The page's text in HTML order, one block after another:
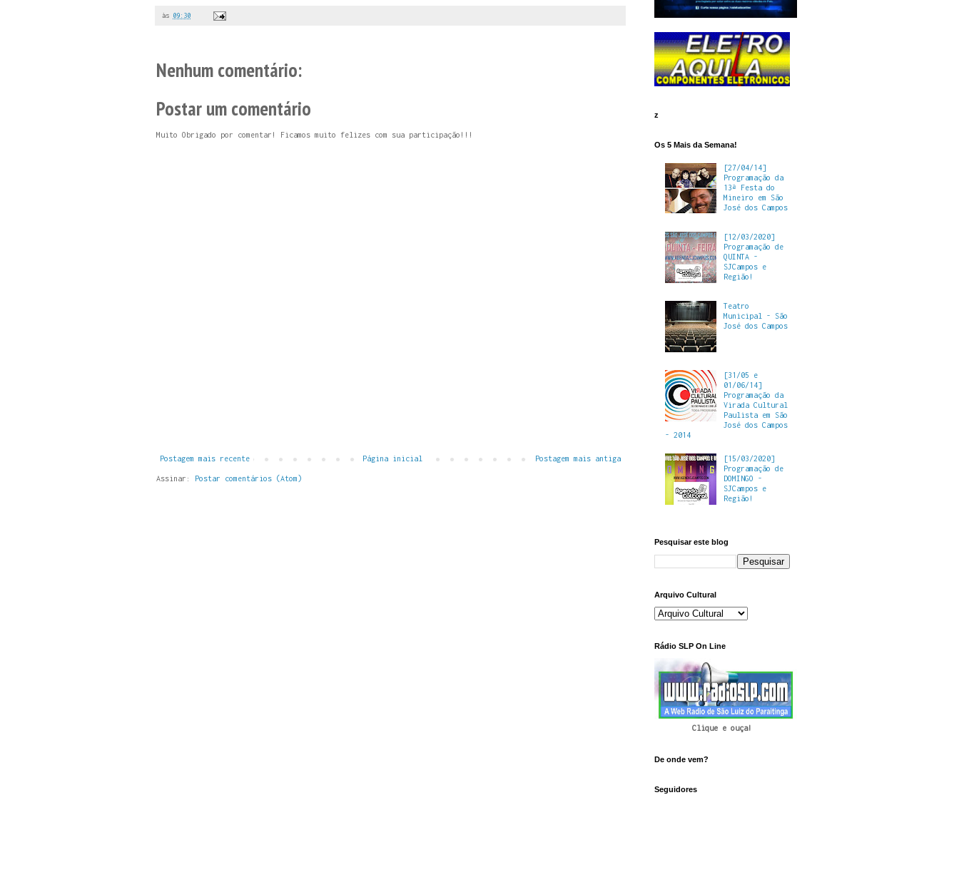
às 09:30
Nenhum comentário:
Postar um comentário
Muito Obrigado por comentar! Ficamos muito felizes com sua participação!!!
Postagem mais recente Postagem mais antiga
Página inicial
Assinar: Postar comentários (Atom)
z
Os 5 Mais da Semana!
[27/04/14]
Programação da
13ª Festa do
Mineiro em São
José dos Campos
[12/03/2020]
Programação de
QUINTA -
SJCampos e
Região!
Teatro
Municipal - São
José dos Campos
[31/05 e
01/06/14]
Programação da
Virada Cultural
Paulista em São
José dos Campos
- 2014
[15/03/2020]
Programação de
DOMINGO -
SJCampos e
Região!
Pesquisar este blog
Arquivo Cultural
Rádio SLP On Line
Clique e ouça!
De onde vem?
Seguidores